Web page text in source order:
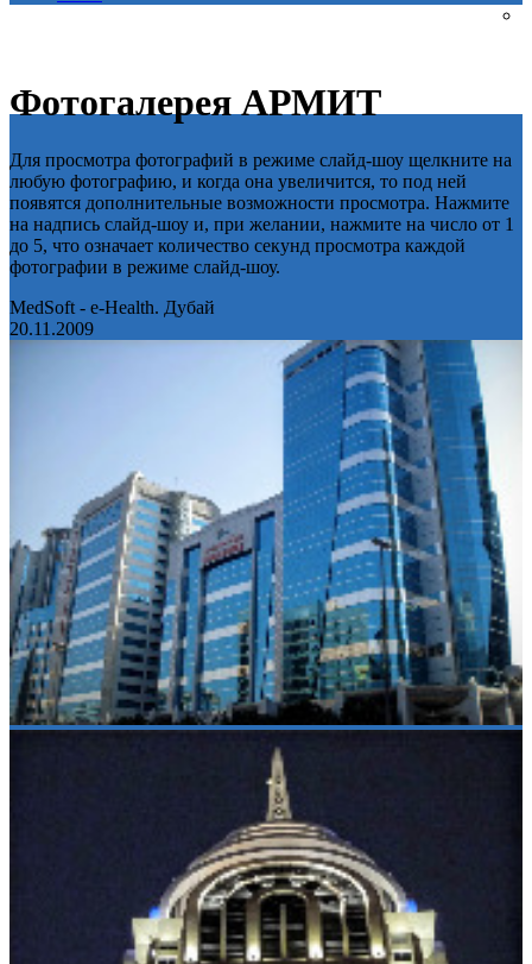
Фотогалерея АРМИТ
Для просмотра фотографий в режиме слайд-шоу щелкните на
любую фотографию, и когда она увеличится, то под ней
появятся дополнительные возможности просмотра. Нажмите
на надпись слайд-шоу и, при желании, нажмите на число от 1
до 5, что означает количество секунд просмотра каждой
фотографии в режиме слайд-шоу.
MedSoft - e-Health. Дубай
20.11.2009